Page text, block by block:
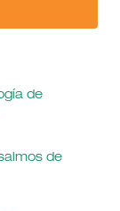
de
de